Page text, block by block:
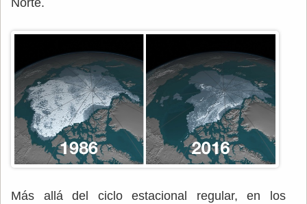
Más allá del ciclo estacional regular, en los